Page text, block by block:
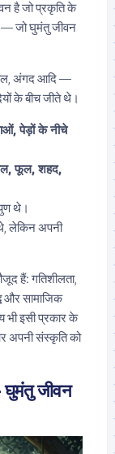
है जो प्रकृति के
— जो घुमंतु जीवन
अंगद आदि —
के बीच जीते थे।
पेड़ों के नीचे
फूल, शहद,
थे।
लेकिन अपनी
हैं: गतिशीलता,
और सामाजिक
भी इसी प्रकार के
अपनी संस्कृति को
घुमंतु जीवन